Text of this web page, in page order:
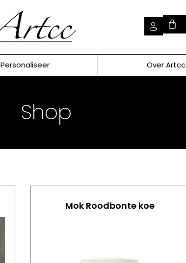
Personaliseer Over Artcc
Shop
Mok Roodbonte koe